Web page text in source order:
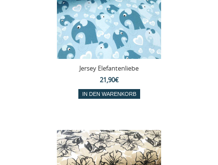
Jersey Elefantenliebe
21,90€